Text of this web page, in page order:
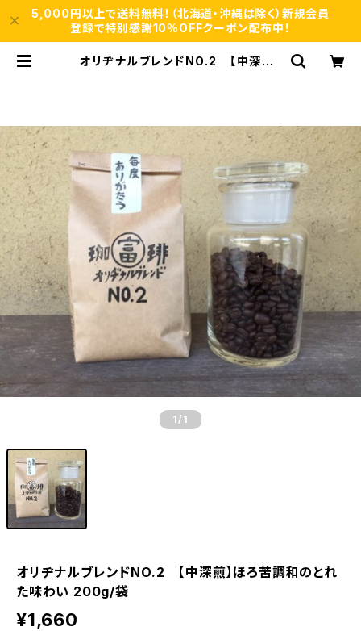
5,000円以上で送料無料！（北海道・沖縄は除く）新規会員
登録で特別感謝10％OFFクーポン配布中！
オリヂナルブレンドNO.2 【中深煎】
1 /1
オリヂナルブレンドNO.2 【中深煎】ほろ苦調和のとれ
た味わい 200g/袋
¥1,660